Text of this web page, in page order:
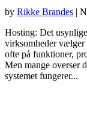
by Rikke Brandes |
Hosting: Det
virksomheder vælger
ofte på funktioner,
Men mange overser
systemet fungerer...